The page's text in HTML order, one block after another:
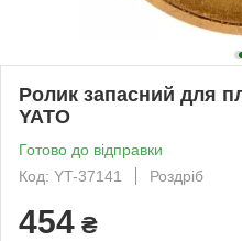
Ролик запасний для
YATO
Готово до відправки
Код: YT-37141
Роздріб
454 ₴